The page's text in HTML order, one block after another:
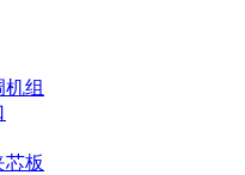
组
芯板